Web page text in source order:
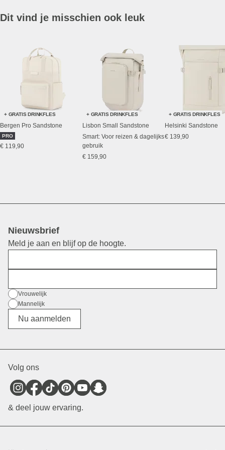
Dit vind je misschien ook leuk
+ GRATIS DRINKFLES
Bergen Pro Sandstone
PRO
€ 119,90
+ GRATIS DRINKFLES
Lisbon Small Sandstone
Smart: Voor reizen & dagelijks
gebruik
€ 159,90
+ GRATIS DRINKFLES
Helsinki Sandstone
€ 139,90
Nieuwsbrief
Meld je aan en blijf op de hoogte.
Geslacht
Vrouwelijk
Mannelijk
Divers
Nu aanmelden
Volg ons
& deel jouw ervaring.